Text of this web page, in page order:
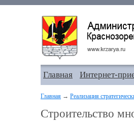
Главная Интернет-
Главная → Реализация
Строительство